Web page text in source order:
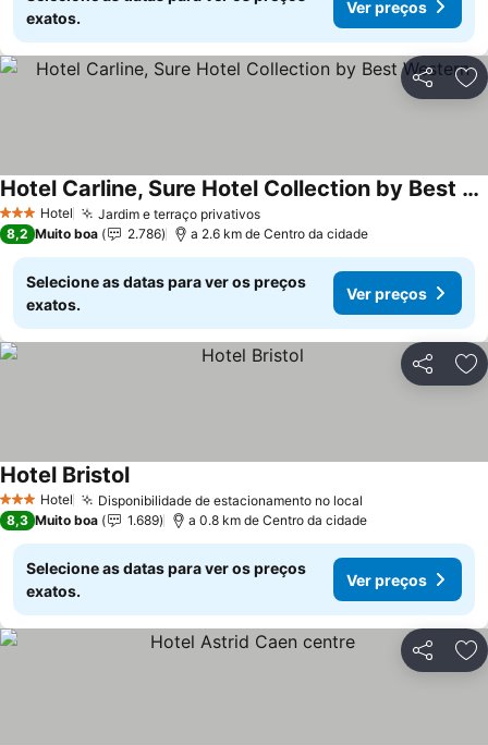
exatos.
Ver preços
Partilhar
3 EstrelasHotel Jardim e terraço privativosVer preços
Hotel Carline, Sure Hotel Collection by Best Western
Ver preços
8,2 Muito boa 2.786 a 2.6 km de Centro da cidade
Selecione as datas para ver os preços
exatos.
Ver preços
Partilhar
3 EstrelasHotel Disponibilidade de estacionamento no local
Hotel BristolVer preços
8,3 Muito boa 1.689 a 0.8 km de Centro da cidade
Selecione as datas para ver os preços
exatos.
Ver preços
Partilhar